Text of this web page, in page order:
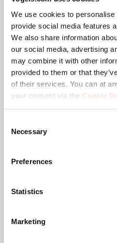
We use cookies to
provide social media features
We also share information
our social media, advertising
may combine it with other
provided to them or that
of their services. You can at
your consent via the Cookie
Selection
Necessary
Preferences
Statistics
Marketing
stelle.